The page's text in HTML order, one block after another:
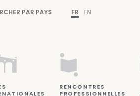
PAR PAYS FR EN
RENCONTRES
PROFESSIONNELLES